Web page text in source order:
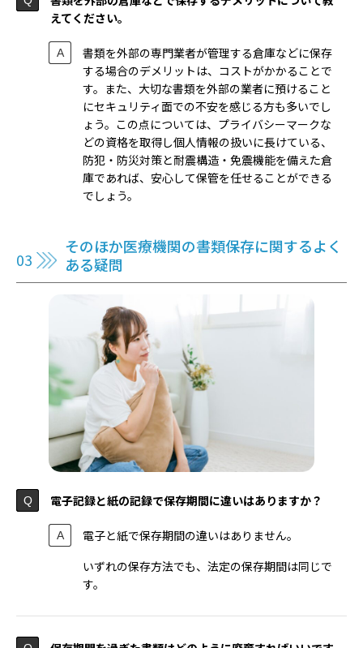
えてください。
書類を外部の専門業者が管理する倉庫などに保存
する場合のデメリットは、コストがかかることで
す。また、大切な書類を外部の業者に預けること
にセキュリティ面での不安を感じる方も多いでし
ょう。この点については、プライバシーマークな
どの資格を取得し個人情報の扱いに長けている、
防犯・防災対策と耐震構造・免震機能を備えた倉
庫であれば、安心して保管を任せることができる
でしょう。
そのほか医療機関の書類保存に関するよく
ある疑問
電子記録と紙の記録で保存期間に違いはありますか？
電子と紙で保存期間の違いはありません。
いずれの保存方法でも、法定の保存期間は同じで
す。